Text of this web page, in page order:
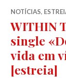
NOTÍCIAS,
WITHIN
single
vida em
[estreia]